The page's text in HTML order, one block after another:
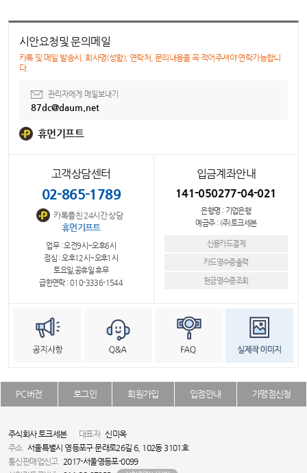
시안요청및 문의메일
카톡 및 메일 발송시, 회사명(성함), 연락처, 문의내용을 꼭 적어주셔야 연락가능합니
다.
관리자에게 메일보내기
87dc@daum.net
휴먼기프트
고객상담센터
02-865-1789
카톡플친 24시간 상담
휴먼기프트
업무 : 오전9시~오후6시
점심 : 오후12시~오후1시
토요일,공휴일 휴무
급한연락 : 010-3336-1544
입금계좌안내
141-050277-04-021
은행명 : 기업은행
예금주 : (주)토크세븐
신용카드결제
카드영수증출력
현금영수증조회
PC버전 로그인 회원가입 입점안내 가맹점신청
주식회사 토크세븐 대표자 신미옥
주소 서울특별시 영등포구 문래로26길 6, 102동 3101호
통신판매업신고
2017-서울영등포-0099